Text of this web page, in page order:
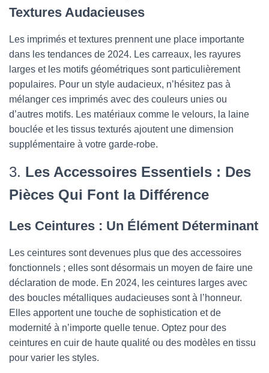
Textures Audacieuses
Les imprimés et textures prennent une place importante
dans les tendances de 2024. Les carreaux, les rayures
larges et les motifs géométriques sont particulièrement
populaires. Pour un style audacieux, n’hésitez pas à
mélanger ces imprimés avec des couleurs unies ou
d’autres motifs. Les matériaux comme le velours, la laine
bouclée et les tissus texturés ajoutent une dimension
supplémentaire à votre garde-robe.
3. Les Accessoires Essentiels : Des
Pièces Qui Font la Différence
Les Ceintures : Un Élément Déterminant
Les ceintures sont devenues plus que des accessoires
fonctionnels ; elles sont désormais un moyen de faire une
déclaration de mode. En 2024, les ceintures larges avec
des boucles métalliques audacieuses sont à l’honneur.
Elles apportent une touche de sophistication et de
modernité à n’importe quelle tenue. Optez pour des
ceintures en cuir de haute qualité ou des modèles en tissu
pour varier les styles.